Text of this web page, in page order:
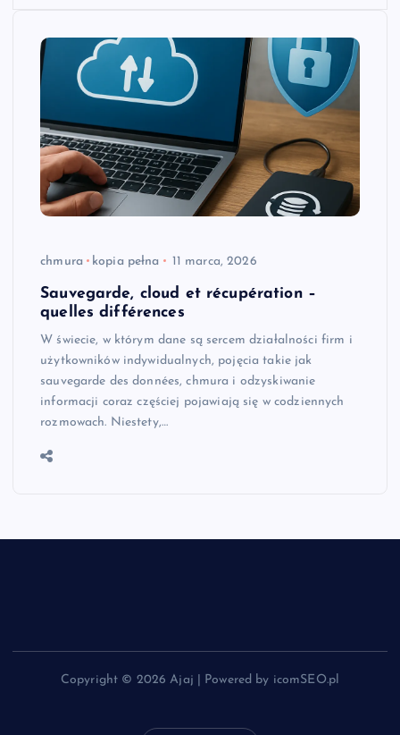
chmura kopia pełna 11 marca, 2026
Sauvegarde, cloud et récupération –
quelles différences
W świecie, w którym dane są sercem działalności firm i
użytkowników indywidualnych, pojęcia takie jak
sauvegarde des données, chmura i odzyskiwanie
informacji coraz częściej pojawiają się w codziennych
rozmowach. Niestety,…
Copyright © 2026 Ajaj | Powered by icomSEO.pl